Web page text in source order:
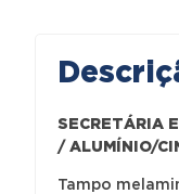
SECRETÁRIA
/ ALUMÍNIO/
Tampo